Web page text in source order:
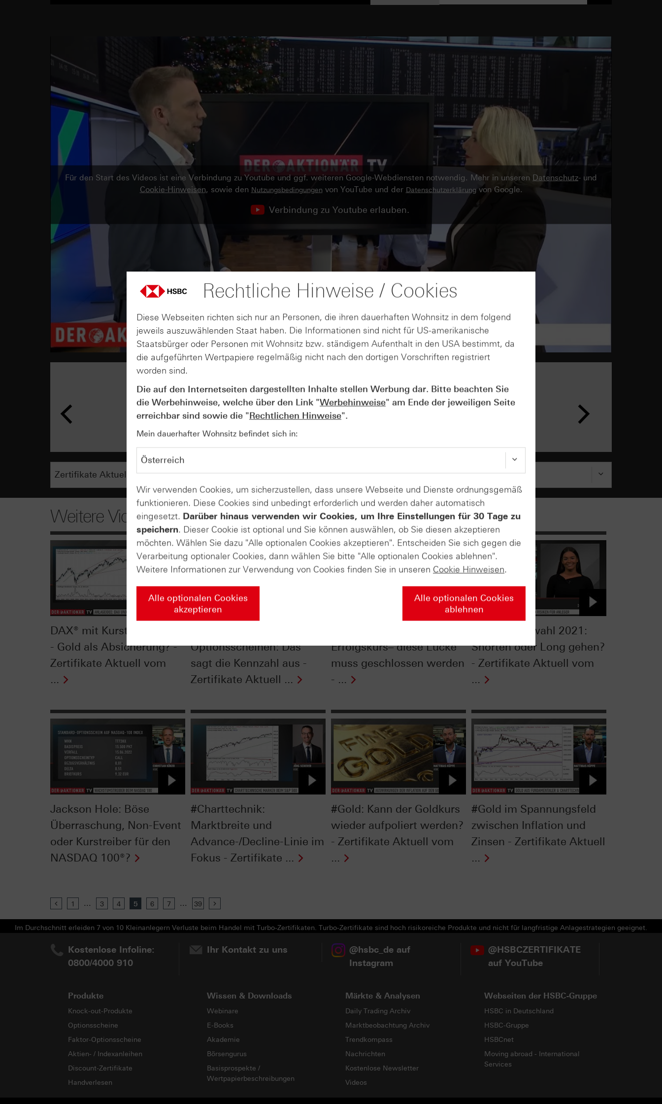
Für den Start des Videos ist eine Verbindung zu Youtube und ggf. weiteren Google-Webdiensten notwendig. Mehr in unseren Datenschutz- und
Cookie-Hinweisen, sowie den Nutzungsbedingungen von YouTube und der Datenschutzerklärung von Google.
Verbindung zu Youtube erlauben.
AUGUST
07
Wie lange bleibt der DAX® in
Rekordlaune? - ntv Zertifikate
07.08.26
Weitere Videos
DAX® mit Kursturbulenzen
- Gold als Absicherung? -
Zertifikate Aktuell vom
...
Optionsscheinen: Das
sagt die Kennzahl aus -
Zertifikate Aktuell ...
Erfolgskurs– diese Lücke
muss geschlossen werden
- ...
Bundestagswahl 2021:
Shorten oder Long gehen?
- Zertifikate Aktuell vom
...
Jackson Hole: Böse
Überraschung, Non-Event
oder Kurstreiber für den
NASDAQ 100®?
#Charttechnik:
Marktbreite und
Advance-/Decline-Linie im
Fokus - Zertifikate ...
#Gold: Kann der Goldkurs
wieder aufpoliert werden?
- Zertifikate Aktuell vom
...
#Gold im Spannungsfeld
zwischen Inflation und
Zinsen - Zertifikate Aktuell
...
Previous
1 ... 3 4 5 6 7 ... 39
Im Durchschnitt erleiden 7 von 10 Kleinanlegern Verluste beim Handel mit Turbo-Zertifikaten. Turbo-Zertifikate sind hoch risikoreiche Produkte und nicht für langfristige Anlagestrategien geeignet.
Kostenlose Infoline:
0800/4000 910
Ihr Kontakt zu uns
@hsbc_de auf
Instagram
@HSBCZERTIFIKATE
auf YouTube
Produkte
Knock-out-Produkte
Optionsscheine
Faktor-Optionsscheine
Aktien- / Indexanleihen
Discount-Zertifikate
Handverlesen
Wissen & Downloads
Webinare
E-Books
Akademie
Börsengurus
Basisprospekte /
Wertpapierbeschreibungen
Märkte & Analysen
Daily Trading Archiv
Marktbeobachtung Archiv
Trendkompass
Nachrichten
Kostenlose Newsletter
Videos
Webseiten der HSBC-Gruppe
HSBC in Deutschland
HSBC-Gruppe
HSBCnet
Moving abroad - International
Services
Rechtliche Hinweise / Cookies
Diese Webseiten richten sich nur an Personen, die ihren dauerhaften Wohnsitz in dem folgend
jeweils auszuwählenden Staat haben. Die Informationen sind nicht für US-amerikanische
Staatsbürger oder Personen mit Wohnsitz bzw. ständigem Aufenthalt in den USA bestimmt, da
die aufgeführten Wertpapiere regelmäßig nicht nach den dortigen Vorschriften registriert
worden sind.
Die auf den Internetseiten dargestellten Inhalte stellen Werbung dar. Bitte beachten Sie
die Werbehinweise, welche über den Link "Werbehinweise" am Ende der jeweiligen Seite
erreichbar sind sowie die "Rechtlichen Hinweise".
Mein dauerhafter Wohnsitz befindet sich in:
Wir verwenden Cookies, um sicherzustellen, dass unsere Webseite und Dienste ordnungsgemäß
funktionieren. Diese Cookies sind unbedingt erforderlich und werden daher automatisch
eingesetzt. Darüber hinaus verwenden wir Cookies, um Ihre Einstellungen für 30 Tage zu
speichern. Dieser Cookie ist optional und Sie können auswählen, ob Sie diesen akzeptieren
möchten. Wählen Sie dazu "Alle optionalen Cookies akzeptieren". Entscheiden Sie sich gegen die
Verarbeitung optionaler Cookies, dann wählen Sie bitte "Alle optionalen Cookies ablehnen".
Weitere Informationen zur Verwendung von Cookies finden Sie in unseren Cookie Hinweisen.
Alle optionalen Cookies
akzeptieren
Alle optionalen Cookies
ablehnen